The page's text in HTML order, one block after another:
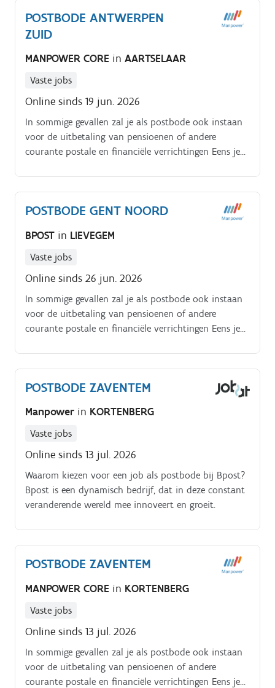
POSTBODE ANTWERPEN
ZUID
MANPOWER CORE in AARTSELAAR
Vaste jobs
Online sinds 19 jun. 2026
In sommige gevallen zal je als postbode ook instaan
voor de uitbetaling van pensioenen of andere
courante postale en financiële verrichtingen Eens je
zendingen uitscant
POSTBODE GENT NOORD
BPOST in LIEVEGEM
Vaste jobs
Online sinds 26 jun. 2026
In sommige gevallen zal je als postbode ook instaan
voor de uitbetaling van pensioenen of andere
courante postale en financiële verrichtingen Eens je
mailcentrum waar je de niet afgeleverde pakjes en
zendingen uitscant
POSTBODE ZAVENTEM
Manpower in KORTENBERG
Vaste jobs
Online sinds 13 jul. 2026
Waarom kiezen voor een job als postbode bij Bpost?
Bpost is een dynamisch bedrijf, dat in deze constant
veranderende wereld mee innoveert en groeit.
POSTBODE ZAVENTEM
MANPOWER CORE in KORTENBERG
Vaste jobs
Online sinds 13 jul. 2026
In sommige gevallen zal je als postbode ook instaan
voor de uitbetaling van pensioenen of andere
courante postale en financiële verrichtingen Eens je